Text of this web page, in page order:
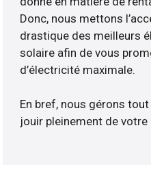
Donc, nous mettons
drastique des meilleurs
solaire afin de vous
d’électricité maximale.
En bref, nous gérons
jouir pleinement de